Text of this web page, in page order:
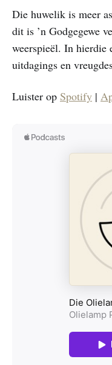
Die huwelik is meer
dit is ’n Godgegewe
weerspieël. In hierdie
uitdagings en
Luister op Spotify |